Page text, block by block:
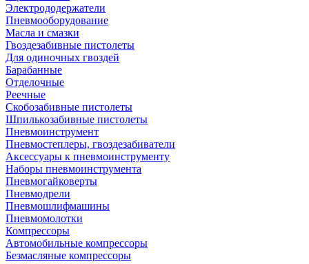
Электрододержатели
Пневмооборудование
Масла и смазки
Гвоздезабивные пистолеты
Для одиночных гвоздей
Барабанные
Отделочные
Реечные
Скобозабивные пистолеты
Шпилькозабивные пистолеты
Пневмоинструмент
Пневмостеплеры, гвоздезабиватели
Аксессуары к пневмоинструменту
Наборы пневмоинструмента
Пневмогайковерты
Пневмодрели
Пневмошлифмашины
Пневмомолотки
Компрессоры
Автомобильные компрессоры
Безмасляные компрессоры